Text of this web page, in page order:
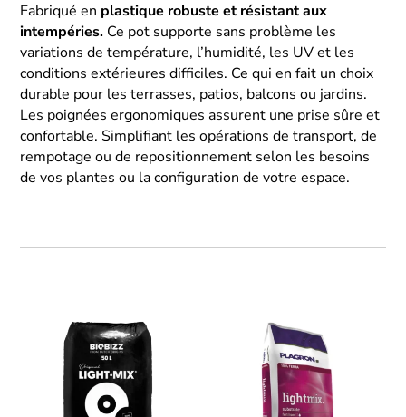
Fabriqué en plastique robuste et résistant aux
intempéries. Ce pot supporte sans problème les
variations de température, l’humidité, les UV et les
conditions extérieures difficiles. Ce qui en fait un choix
durable pour les terrasses, patios, balcons ou jardins.
Les poignées ergonomiques assurent une prise sûre et
confortable. Simplifiant les opérations de transport, de
rempotage ou de repositionnement selon les besoins
de vos plantes ou la configuration de votre espace.